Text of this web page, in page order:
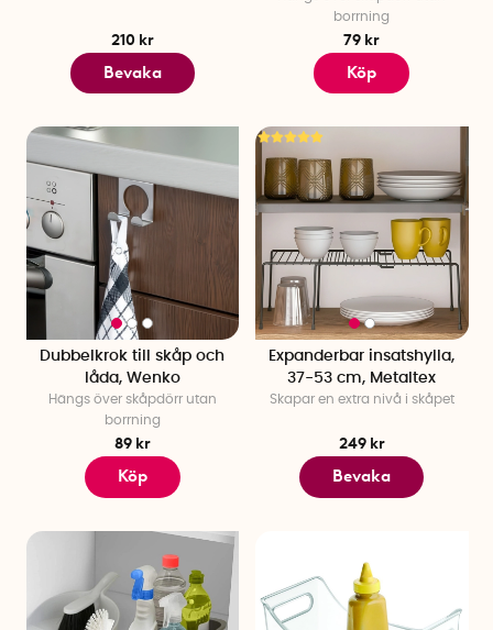
210 kr
Bevaka
borrning
79 kr
Köp
Dubbelkrok till skåp och
låda, Wenko
Hängs över skåpdörr utan
borrning
89 kr
Köp
Expanderbar insatshylla,
37-53 cm, Metaltex
Skapar en extra nivå i skåpet
249 kr
Bevaka